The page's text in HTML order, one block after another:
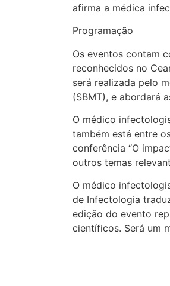
afirma a médica
Programação
Os eventos contam
reconhecidos no
será realizada pelo
(SBMT), e abordará
O médico
também está entre
conferência “O
outros temas
O médico
de Infectologia
edição do evento
científicos. Será um